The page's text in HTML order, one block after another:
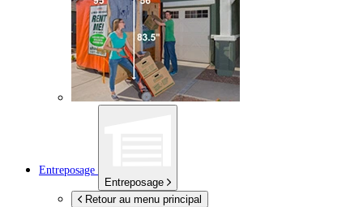
Entreposage
Entreposage
Retour au menu principal